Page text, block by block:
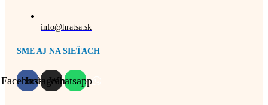
info@hratsa.sk
SME AJ NA SIEŤACH
FacebookInstagramWhatsapp